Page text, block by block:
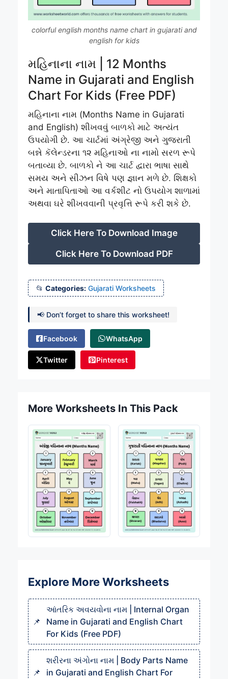
colorful english months name chart in gujarati and
english for kids
મહિનાના નામ | 12 Months
Name in Gujarati and English
Chart For Kids (Free PDF)
મહિનાના નામ (Months Name in Gujarati
and English) શીખવવું બાળકો માટે અત્યંત
ઉપયોગી છે. આ ચાર્ટમાં અંગ્રેજી અને ગુજરાતી
બન્ને કૅલેન્ડરના ૧૨ મહિનાઓ ના નામો સરળ રૂપે
બતાવ્યા છે. બાળકો ને આ ચાર્ટ દ્વારા ભાષા સાથે
સમય અને સીઝન વિષે પણ જ્ઞાન મળે છે. શિક્ષકો
અને માતાપિતાઓ આ વર્કશીટ નો ઉપયોગ શાળામાં
અથવા ઘરે શીખવવાની પ્રવૃત્તિ રૂપે કરી શકે છે.
Click Here To Download Image
Click Here To Download PDF
Categories: Gujarati Worksheets
📢 Don’t forget to share this worksheet!
Facebook WhatsApp
Twitter Pinterest
More Worksheets In This Pack
Explore More Worksheets
આંતરિક અવયવોના નામ | Internal Organ
Name in Gujarati and English Chart
For Kids (Free PDF)
શરીરના અંગોના નામ | Body Parts Name
in Gujarati and English Chart For